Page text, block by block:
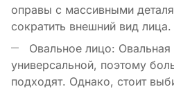
оправы с массивными
сократить внешний вид лица.
Овальное лицо:
универсальной, поэтому
подходят. Однако, стоит